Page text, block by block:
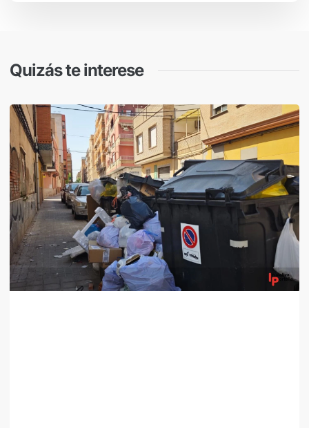
Quizás te interese